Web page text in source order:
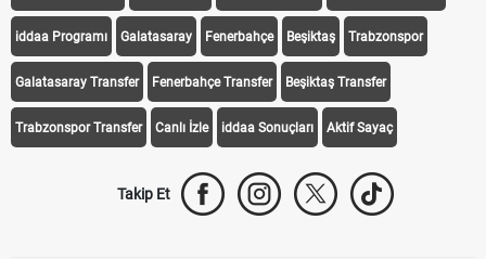
iddaa Programı Galatasaray Fenerbahçe Beşiktaş Trabzonspor
Galatasaray Transfer Fenerbahçe Transfer Beşiktaş Transfer
Trabzonspor Transfer Canlı İzle iddaa Sonuçları Aktif Sayaç
Takip Et